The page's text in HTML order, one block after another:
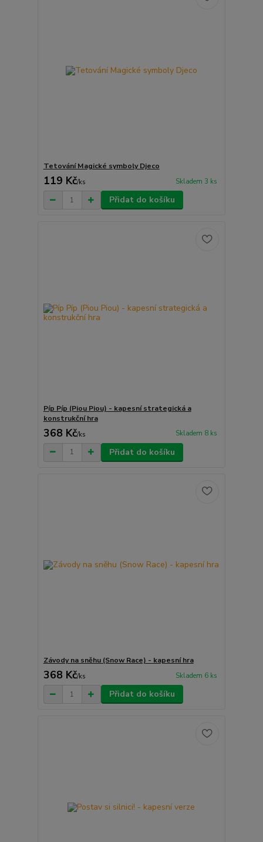
Tetování Magické symboly Djeco
119 Kč/ks Skladem 3 ks
Přidat do košíku
Píp Píp (Piou Piou) - kapesní strategická a
konstrukční hra
368 Kč/ks Skladem 8 ks
Přidat do košíku
Závody na sněhu (Snow Race) - kapesní hra
368 Kč/ks Skladem 6 ks
Přidat do košíku